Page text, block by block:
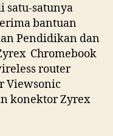
Di
Kota
Metro
satu-satunya
bantuan
Pendidikan dan
Chromebook
router
Viewsonic
konektor Zyrex